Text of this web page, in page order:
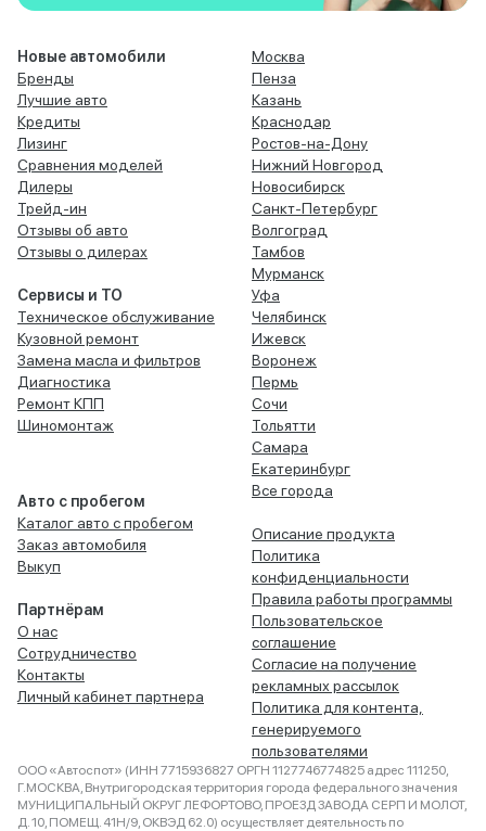
Новые автомобили
Бренды
Лучшие авто
Кредиты
Лизинг
Сравнения моделей
Дилеры
Трейд-ин
Отзывы об авто
Отзывы о дилерах
Сервисы и ТО
Техническое обслуживание
Кузовной ремонт
Замена масла и фильтров
Диагностика
Ремонт КПП
Шиномонтаж
Авто с пробегом
Каталог авто с пробегом
Заказ автомобиля
Выкуп
Партнёрам
О нас
Сотрудничество
Контакты
Личный кабинет партнера
Москва
Пенза
Казань
Краснодар
Ростов-на-Дону
Нижний Новгород
Новосибирск
Санкт-Петербург
Волгоград
Тамбов
Мурманск
Уфа
Челябинск
Ижевск
Воронеж
Пермь
Сочи
Тольятти
Самара
Екатеринбург
Все города
Описание продукта
Политика
конфиденциальности
Правила работы программы
Пользовательское
соглашение
Согласие на получение
рекламных рассылок
Политика для контента,
генерируемого
пользователями
ООО «Автоспот» (ИНН 7715936827 ОРГН 1127746774825 адрес 111250,
Г.МОСКВА, Внутригородская территория города федерального значения
МУНИЦИПАЛЬНЫЙ ОКРУГ ЛЕФОРТОВО, ПРОЕЗД ЗАВОДА СЕРП И МОЛОТ,
Д. 10, ПОМЕЩ. 41Н/9, ОКВЭД 62.0) осуществляет деятельность по